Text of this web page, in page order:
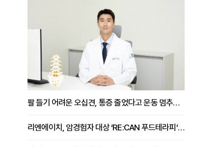
팔 들기 어려운 오십견, 통증 줄었다고 운동 멈추면 안 되는 이유 [이병욱 원장 칼럼]
리엔에이치, 암경험자 대상 ‘RE:CAN 푸드테라피’ 운영